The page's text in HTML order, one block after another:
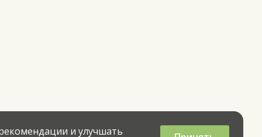
и улучшать